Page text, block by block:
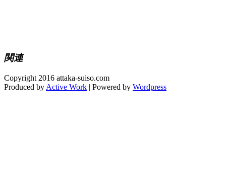
関連
Copyright 2016 attaka-suiso.com
Produced by Active Work | Powered by Wordpress